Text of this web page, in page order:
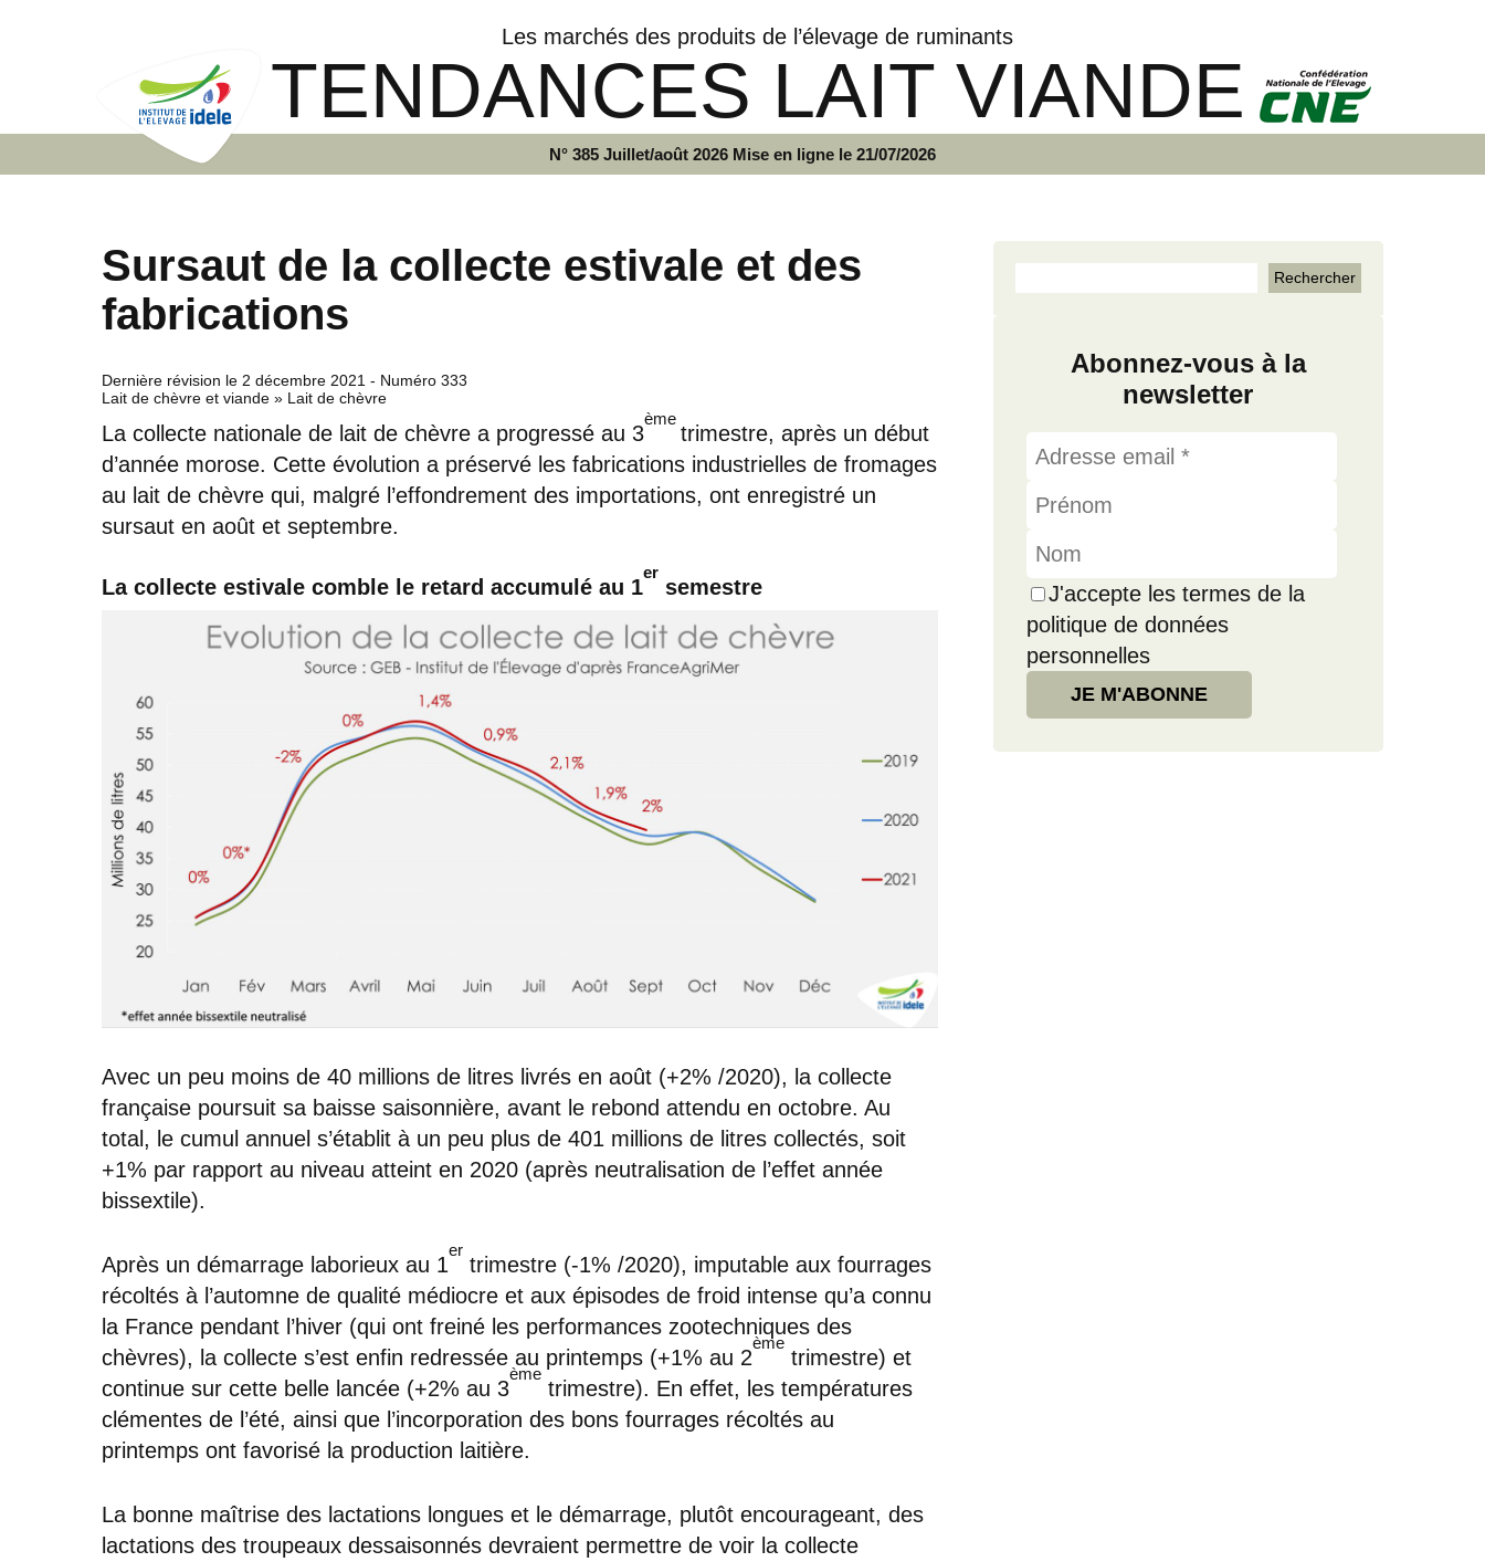
Les marchés des produits de l’élevage de ruminants
TENDANCES LAIT VIANDE
N° 385 Juillet/août 2026 Mise en ligne le 21/07/2026
Sursaut de la collecte estivale et des
fabrications
Dernière révision le 2 décembre 2021 - Numéro 333
Lait de chèvre et viande » Lait de chèvre
La collecte nationale de lait de chèvre a progressé au 3
ème
trimestre, après un début
d’année morose. Cette évolution a préservé les fabrications industrielles de fromages
au lait de chèvre qui, malgré l’effondrement des importations, ont enregistré un
sursaut en août et septembre.
La collecte estivale comble le retard accumulé au 1
er
semestre
Avec un peu moins de 40 millions de litres livrés en août (+2% /2020), la collecte
française poursuit sa baisse saisonnière, avant le rebond attendu en octobre. Au
total, le cumul annuel s’établit à un peu plus de 401 millions de litres collectés, soit
+1% par rapport au niveau atteint en 2020 (après neutralisation de l’effet année
bissextile).
Après un démarrage laborieux au 1
er
trimestre (-1% /2020), imputable aux fourrages
récoltés à l’automne de qualité médiocre et aux épisodes de froid intense qu’a connu
la France pendant l’hiver (qui ont freiné les performances zootechniques des
chèvres), la collecte s’est enfin redressée au printemps (+1% au 2
ème
trimestre) et
continue sur cette belle lancée (+2% au 3
ème
trimestre). En effet, les températures
clémentes de l’été, ainsi que l’incorporation des bons fourrages récoltés au
printemps ont favorisé la production laitière.
La bonne maîtrise des lactations longues et le démarrage, plutôt encourageant, des
lactations des troupeaux dessaisonnés devraient permettre de voir la collecte
Abonnez-vous à la
newsletter
J'accepte les termes de la
politique de données
personnelles